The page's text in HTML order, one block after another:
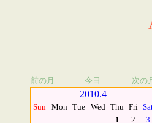
前の月 今日 次の
2010.4
Sun Mon Tue Wed Thu Fri
1
2
3